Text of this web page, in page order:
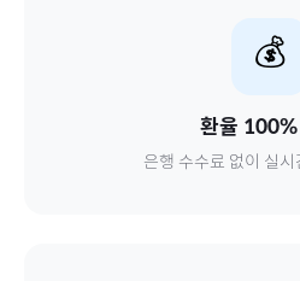
💰
환율 100%
은행 수수료 없이 실